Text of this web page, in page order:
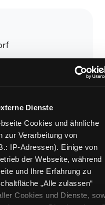
Dienste
Cookies und ähnliche
zur Verarbeitung von
IP-Adressen). Einige von
der Webseite, während
und Ihre Erfahrung zu
„Alle zulassen“
Cookies und Dienste,